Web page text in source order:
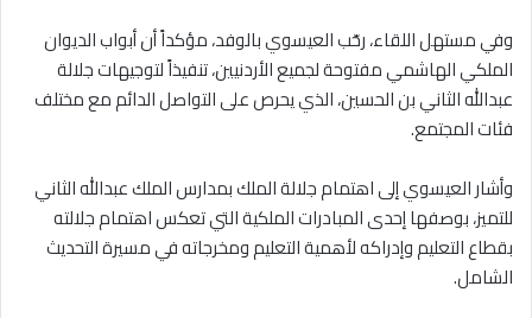
وفي مستهل اللقاء، رحّب العيسوي بالوفد، مؤكداً أن أبواب الديوان
الملكي الهاشمي مفتوحة لجميع الأردنيين، تنفيذاً لتوجيهات جلالة
عبدالله الثاني بن الحسين، الذي يحرص على التواصل الدائم مع مختلف
فئات المجتمع.
وأشار العيسوي إلى اهتمام جلالة الملك بمدارس الملك عبدالله الثاني
للتميز، بوصفها إحدى المبادرات الملكية التي تعكس اهتمام جلالته
بقطاع التعليم وإدراكه لأهمية التعليم ومخرجاته في مسيرة التحديث
الشامل.